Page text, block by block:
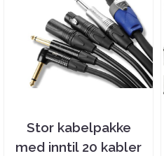
Stor kabelpakke
med inntil 20 kabler